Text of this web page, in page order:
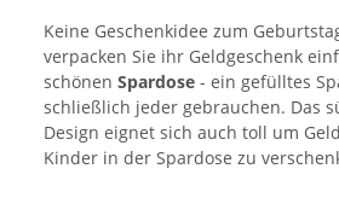
Keine Geschenkidee zum
verpacken Sie ihr Geldgeschenk
schönen Spardose - ein gefülltes
schließlich jeder gebrauchen. Das
Design eignet sich auch toll um
Kinder in der Spardose zu